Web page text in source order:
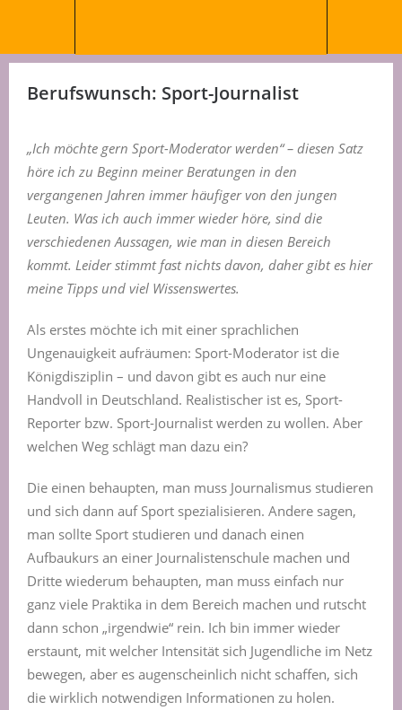
Berufswunsch: Sport-Journalist
„Ich möchte gern Sport-Moderator werden“ – diesen Satz
höre ich zu Beginn meiner Beratungen in den
vergangenen Jahren immer häufiger von den jungen
Leuten. Was ich auch immer wieder höre, sind die
verschiedenen Aussagen, wie man in diesen Bereich
kommt. Leider stimmt fast nichts davon, daher gibt es hier
meine Tipps und viel Wissenswertes.
Als erstes möchte ich mit einer sprachlichen
Ungenauigkeit aufräumen: Sport-Moderator ist die
Königdisziplin – und davon gibt es auch nur eine
Handvoll in Deutschland. Realistischer ist es, Sport-
Reporter bzw. Sport-Journalist werden zu wollen. Aber
welchen Weg schlägt man dazu ein?
Die einen behaupten, man muss Journalismus studieren
und sich dann auf Sport spezialisieren. Andere sagen,
man sollte Sport studieren und danach einen
Aufbaukurs an einer Journalistenschule machen und
Dritte wiederum behaupten, man muss einfach nur
ganz viele Praktika in dem Bereich machen und rutscht
dann schon „irgendwie“ rein. Ich bin immer wieder
erstaunt, mit welcher Intensität sich Jugendliche im Netz
bewegen, aber es augenscheinlich nicht schaffen, sich
die wirklich notwendigen Informationen zu holen.